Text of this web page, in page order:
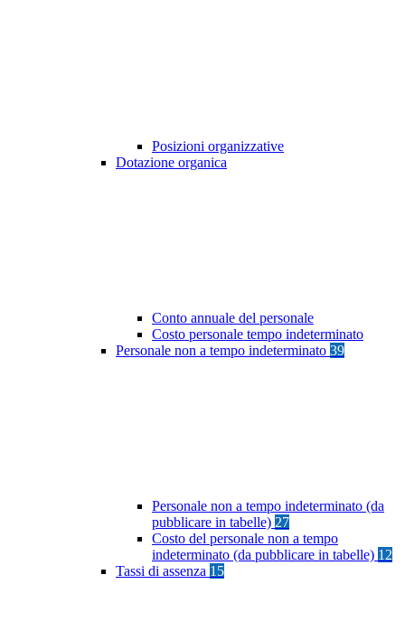
Posizioni organizzative
Dotazione organica
Conto annuale del personale
Costo personale tempo indeterminato
Personale non a tempo indeterminato 39
Personale non a tempo indeterminato (da
pubblicare in tabelle) 27
Costo del personale non a tempo
indeterminato (da pubblicare in tabelle) 12
Tassi di assenza 15